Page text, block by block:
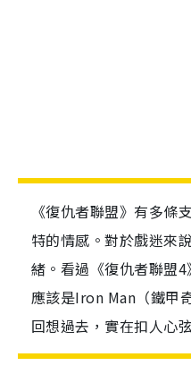
《復仇者聯盟》有多條
特的情感。對於戲迷來
緒。看過《復仇者聯盟4
應該是Iron Man（鐵甲
回想過去，實在扣人心